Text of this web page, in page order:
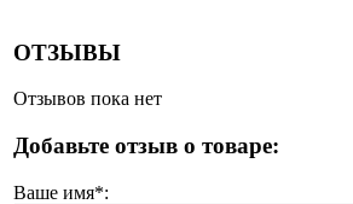
ОТЗЫВЫ
Отзывов пока нет
Добавьте отзыв о товаре:
Ваше имя*: